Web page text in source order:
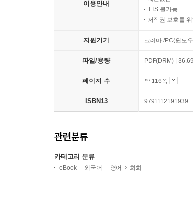
이용안내
TTS 불가능
저작권 보호를
지원기기 크레마 /PC(윈도
파일/용량 PDF(DRM) |
페이지 수 약 116쪽
ISBN13 9791112191939
관련분류
카테고리 분류
eBook 외국어 영어 회화